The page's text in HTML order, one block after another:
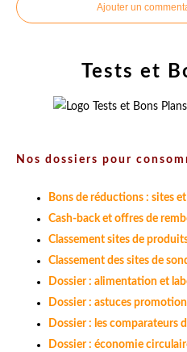
Ajouter un
Tests et
Nos dossiers pour
Bons de réductions : sites
Cash-back et offres de
Classement sites de
Classement des sites de
Dossier : alimentation et
Dossier : astuces
Dossier : les comparateurs
Dossier : économie